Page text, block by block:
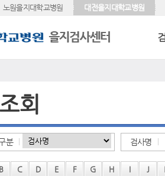
노원을지대학교병원 대전을지대학교병원
회
분 검사명
B C D E F G H I J